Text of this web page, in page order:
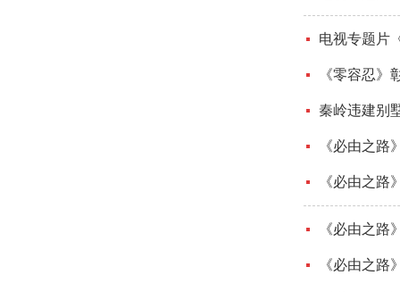
电视专题片
《零容忍》
秦岭违建别
《必由之路
《必由之路
《必由之路
《必由之路